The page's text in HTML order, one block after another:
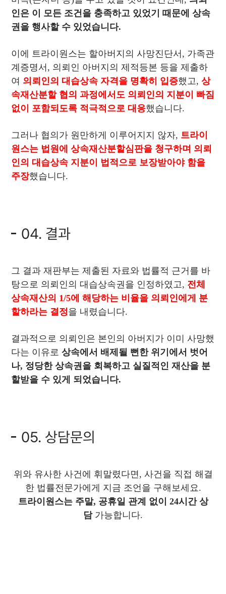
인은 이 모든 조건을 충족하고 있었기 때문에 상속
권을 행사할 수 있었습니다.
이에 트라이원스는 할아버지의 사망진단서, 가족관
계증명서, 의뢰인 아버지의 제적등본 등을 제출하
여 의뢰인의 대습상속 자격을 명확히 입증했고,상
속재산분할 협의 과정에서도 의뢰인의 지분이 빠짐
없이 포함되도록 적극적으로 대응했습니다.
그러나 협의가 원만하게 이루어지지 않자, 트라이
원스는 법원에 상속재산분할심판을 청구하며 의뢰
인의 대습상속 지분이 법적으로 보장받아야 함을
주장했습니다.
04. 결과
그 결과 재판부는 제출된 자료와 법률적 근거를 바
탕으로 의뢰인의 대습상속권을 인정하였고, 전체
상속재산의 1/5에 해당하는 비율을 의뢰인에게 분
할하라는 결정을 내렸습니다.
결과적으로 의뢰인은 본인의 아버지가 이미 사망했
다는 이유로상속에서 배제될 뻔한 위기에서 벗어
나, 정당한 상속권을 회복하고 실질적인 재산을 분
할받을 수 있게 되었습니다.
05. 상담문의
위와 유사한 사건에 휘말렸다면, 사건을 직접 해결
한 법률전문가에게 지금 조언을 구해보세요.
트라이원스는 주말, 공휴일 관계 없이 24시간 상
담가능합니다.